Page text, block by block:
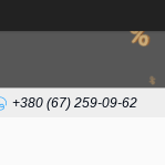
+380 (67) 259-09-62